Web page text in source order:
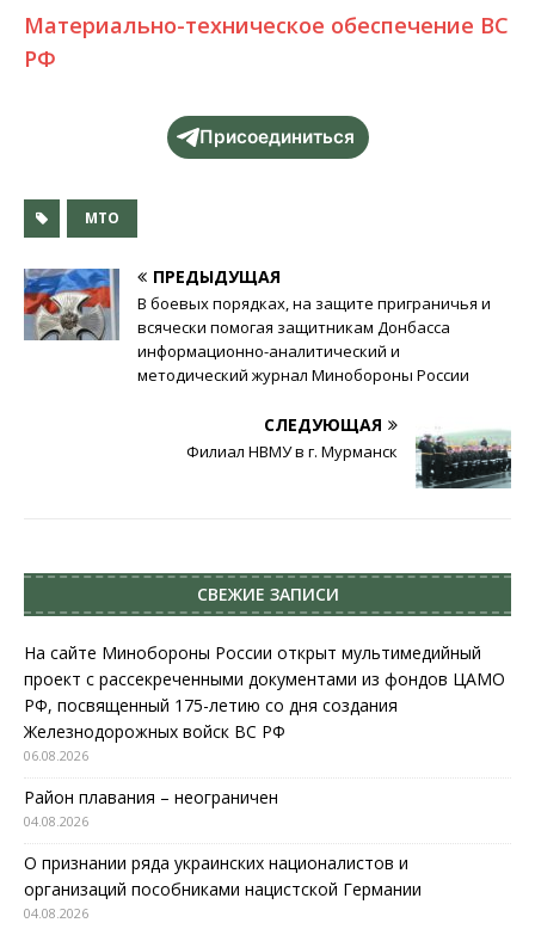
Материально-техническое обеспечение ВС
РФ
Присоединиться
МТО
ПРЕДЫДУЩАЯ
В боевых порядках, на защите приграничья и
всячески помогая защитникам Донбасса
информационно-аналитический и
методический журнал Минобороны России
СЛЕДУЮЩАЯ
Филиал НВМУ в г. Мурманск
СВЕЖИЕ ЗАПИСИ
На сайте Минобороны России открыт мультимедийный
проект с рассекреченными документами из фондов ЦАМО
РФ, посвященный 175-летию со дня создания
Железнодорожных войск ВС РФ
06.08.2026
Район плавания – неограничен
04.08.2026
О признании ряда украинских националистов и
организаций пособниками нацистской Германии
04.08.2026